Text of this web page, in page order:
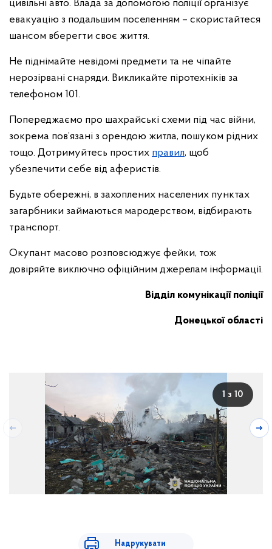
цивільні авто. Влада за допомогою поліції організує
евакуацію з подальшим поселенням – скористайтеся
шансом вберегти своє життя.
Не піднімайте невідомі предмети та не чіпайте
нерозірвані снаряди. Викликайте піротехніків за
телефоном 101.
Попереджаємо про шахрайські схеми під час війни,
зокрема пов’язані з орендою житла, пошуком рідних
тощо. Дотримуйтесь простих правил, щоб
убезпечити себе від аферистів.
Будьте обережні, в захоплених населених пунктах
загарбники займаються мародерством, відбирають
транспорт.
Окупант масово розповсюджує фейки, тож
довіряйте виключно офіційним джерелам інформації.
Відділ комунікації поліції
Донецької області
1 з 10
Надрукувати